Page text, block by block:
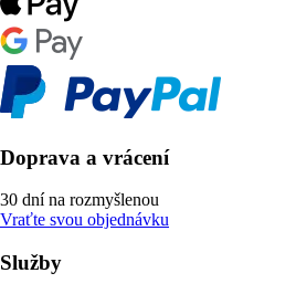
Doprava a vrácení
30 dní na rozmyšlenou
Vraťte svou objednávku
Služby